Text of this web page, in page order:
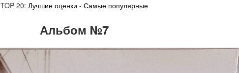
TOP 20:Лучшие оценки -Самые популярные
Альбом №7